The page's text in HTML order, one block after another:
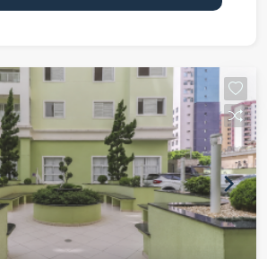
equipada com geladeira e
1 vaga de garagem no 1º
111) Ambientes bem
excelente iluminação e
Portaria Elevador Excelente
áreas comuns Ambiente seguro
avenidas da cidade Próximo
padarias, farmácias,